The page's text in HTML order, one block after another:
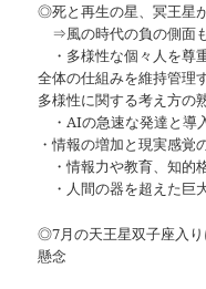
◎死と再生の星、冥王星
⇒風の時代の負の側面
・多様性な個々人を尊
全体の仕組みを維持管理
多様性に関する考え方の
・AIの急速な発達と導
・情報の増加と現実感覚
・情報力や教育、知的
・人間の器を超えた巨
◎7月の天王星双子座入
懸念